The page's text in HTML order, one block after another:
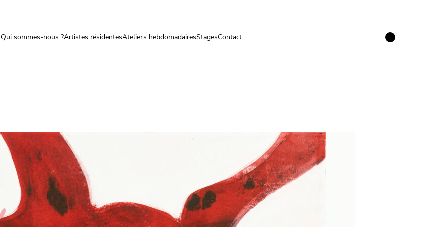
Qui sommes-nous ?Artistes résidentesAteliers hebdomadairesStagesContact Instagram